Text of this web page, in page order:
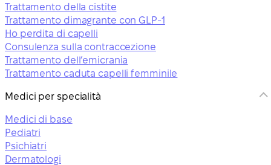
Trattamento della cistite
Trattamento dimagrante con GLP-1
Ho perdita di capelli
Consulenza sulla contraccezione
Trattamento dell’emicrania
Trattamento caduta capelli femminile
Medici per specialità
Medici di base
Pediatri
Psichiatri
Dermatologi